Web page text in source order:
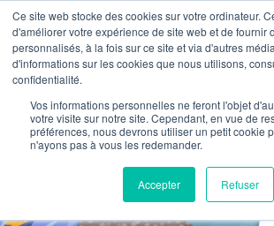
Ce site web stocke des cookies sur votre ordinateur.
d'améliorer votre expérience de site web et de fournir
personnalisés, à la fois sur ce site et via d'autres
d'informations sur les cookies que nous utilisons,
confidentialité.
Vos informations personnelles ne feront l'objet
votre visite sur notre site. Cependant, en vue de
préférences, nous devrons utiliser un petit cookie
n'ayons pas à vous les redemander.
Accepter Refuser
Jeu de la